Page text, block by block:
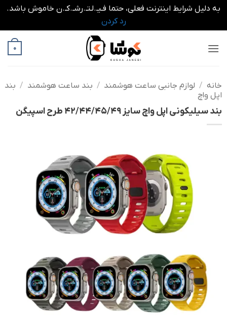
به دلیل شرایط اینترنت فعلی، حتما فـیـ.لـتـ.رشـ.کـ.ن خاموش باشد.
رد کردن
0
خانه / لوازم جانبی ساعت هوشمند / بند ساعت هوشمند / بند
اپل واچ
بند سیلیکونی اپل واچ سایز 42/44/45/49 طرح اسپیگن